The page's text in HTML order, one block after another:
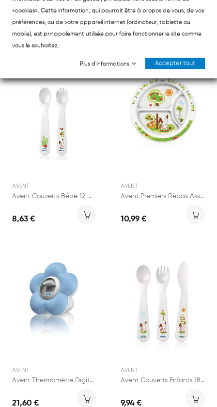
AVENT
Avent Tasse Paille Antifuite Fille +18mois 340ml
10,25 €
AVENT
Avent Petit Bol Pour Enfants +6m
9,94 €
AVENT
Avent Couverts Bébé 12 mois et + - 1 lot
8,63 €
AVENT
Avent Premiers Repas Assiette à Compartiments...
10,99 €
AVENT
Avent Thermomètre Digital Chambre et Bain
21,60 €
AVENT
Avent Couverts Enfants 18 mois et + - 1 lot
9,94 €
«cookies». Cette information, qui pourrait être à propos de vous, de vos
préférences, ou de votre appareil internet (ordinateur, tablette ou
mobile), est principalement utilisée pour faire fonctionner le site comme
vous le souhaitez.
Plus d'informations Accepter tout